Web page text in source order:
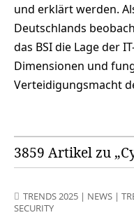
und erklärt werden.
Deutschlands
das BSI die Lage der
Dimensionen und
Verteidigungsmacht
3859 Artikel zu
TRENDS 2025 | NEWS |
SECURITY